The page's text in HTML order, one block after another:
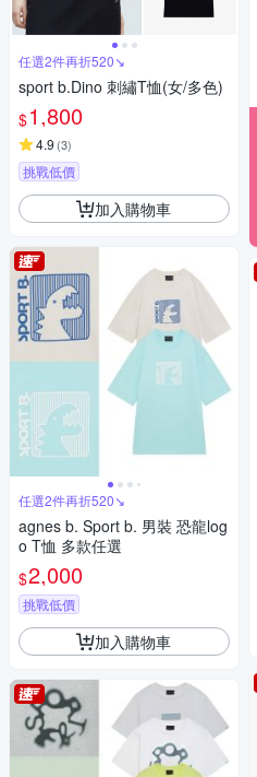
任選2件再折520↘
sport b.Dino 刺繡T恤(女/多色)
$1,800
4.9 (3)
挑戰低價
加入購物車
任選2件再折520↘
agnes b. Sport b. 男裝 恐龍log
o T恤 多款任選
$2,000
挑戰低價
加入購物車